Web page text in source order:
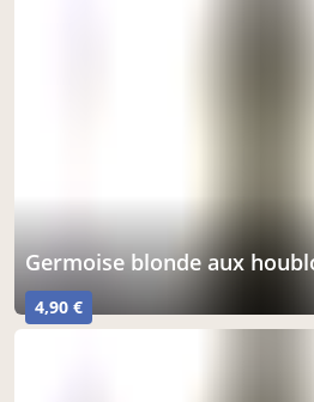
germoise blonde aux
4,90 €